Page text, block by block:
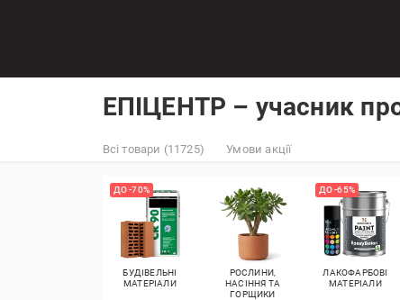
ЕПІЦЕНТР – учасник
Всі товари (11725) Умови акції
ДО -70%
БУДІВЕЛЬНІ
МАТЕРІАЛИ
РОСЛИНИ,
НАСІННЯ ТА
ГОРЩИКИ
ДО -65%
ЛАКОФАРБОВІ
МАТЕРІАЛИ